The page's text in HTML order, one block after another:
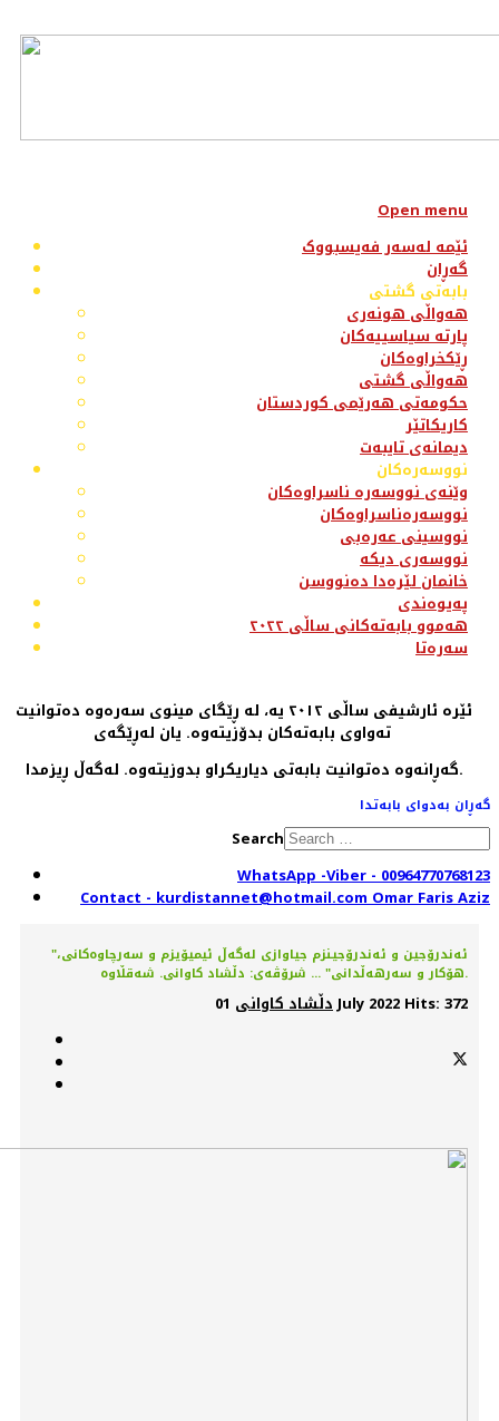
Open menu
ئێمە لەسەر فەیسبووک
گەڕان
بابەتی گشتی
هەواڵی هونەری
پارتە سیاسییەکان
ڕێکخراوەکان
هەواڵی گشتی
حکومەتی هەرێمی کوردستان
کاریکاتێر
دیمانەی تایبەت
نووسەرەکان
وێنەی نووسەرە ناسراوەکان
نووسەرەناسراوەکان
نووسینی عەرەبی
نووسەری دیکە
خانمان لێرەدا دەنووسن
پەیوەندی
هەموو بابەتەکانی ساڵی ٢٠٢٢
سەرەتا
ئێرە ئارشیفی ساڵی ٢٠١٢ یە، لە ڕێگای مینوی سەرەوە دەتوانیت
تەواوی بابەتەکان بدۆزیتەوە. یان لەڕێگەی
گەڕانەوە دەتوانیت بابەتی دیاریکراو بدوزیتەوە. لەگەڵ ڕیزمدا.
گەڕان بەدوای بابەتدا
Search
WhatsApp -Viber - 00964770768123
Contact - kurdistannet@hotmail.com Omar Faris Aziz
"ئەندرۆجین و ئەندرۆجینزم جیاوازی لەگەڵ ئیمیۆیزم و سەرچاوەکانی،
هۆکار و سەرهەڵدانی" ... شرۆڤەی: دڵشاد کاوانی. شەقڵاوە.
دڵشاد کاوانی01 July 2022 Hits: 372